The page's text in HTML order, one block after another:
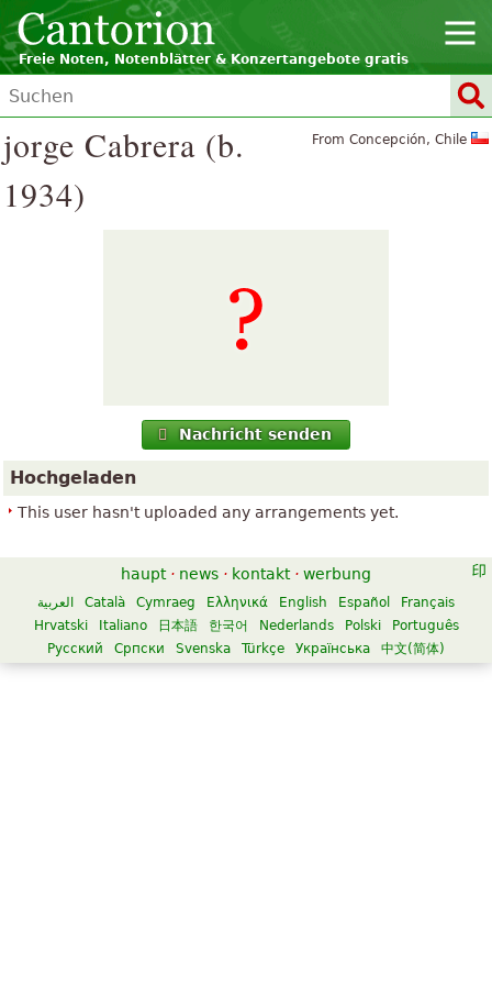
Freie Noten, Notenblätter & Konzertangebote gratis
From Concepción, Chile
jorge Cabrera (b.
1934)
Nachricht senden
Hochgeladen
This user hasn't uploaded any arrangements yet.
haupt · news · kontakt · werbung
العربية Català Cymraeg Ελληνικά English Español
Français
Hrvatski
Italiano 日本語 한국어 Nederlands Polski
Português
Русский
Српски Svenska Türkçe Українська 中文(简体)